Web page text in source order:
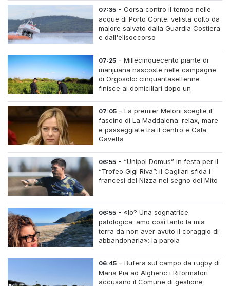
07:35 -Corsa contro il tempo nelle
acque di Porto Conte: velista colto da
malore salvato dalla Guardia Costiera
e dall'elisoccorso
07:25 -Millecinquecento piante di
marijuana nascoste nelle campagne
di Orgosolo: cinquantasettenne
finisce ai domiciliari dopo un
07:05 -La premier Meloni sceglie il
fascino di La Maddalena: relax, mare
e passeggiate tra il centro e Cala
Gavetta
06:55 - “Unipol Domus” in festa per il
“Trofeo Gigi Riva”: il Cagliari sfida i
francesi del Nizza nel segno del Mito
06:55 - «Io? Una sognatrice
patologica: amo così tanto la mia
terra da non aver avuto il coraggio di
abbandonarla»: la parola
06:45 -Bufera sul campo da rugby di
Maria Pia ad Alghero: i Riformatori
accusano il Comune di gestione